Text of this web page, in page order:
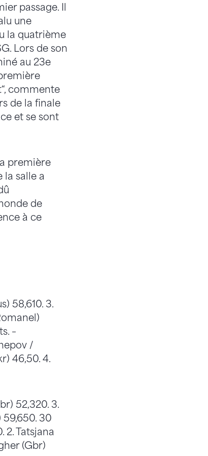
passage. Il
une
la quatrième
Lors de son
au 23e
commente
de la finale
et se sont
première
la salle a
de
à ce
58,610. 3.
–
/
46,50. 4.
52,320. 3.
59,650. 30
2. Tatsjana
(Gbr)